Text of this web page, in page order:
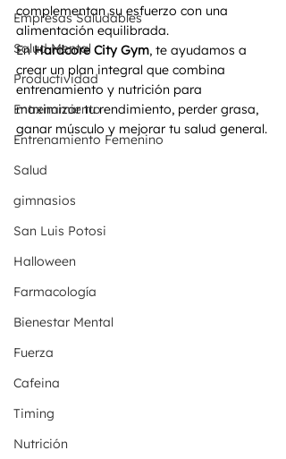
Empresas Saludables
Salud Mental
Productividad
Entrenamiento
Entrenamiento Femenino
Salud
gimnasios
San Luis Potosi
Halloween
Farmacología
Bienestar Mental
Fuerza
Cafeina
Timing
Nutrición
complementan su esfuerzo con una
alimentación equilibrada.
En Hardcore City Gym, te ayudamos a
crear un plan integral que combina
entrenamiento y nutrición para
maximizar tu rendimiento, perder grasa,
ganar músculo y mejorar tu salud general.